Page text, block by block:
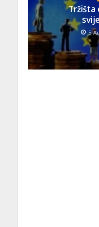
Tržišta
5